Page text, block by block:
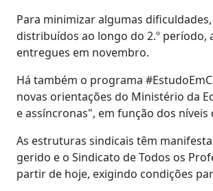
Para minimizar algumas
distribuídos ao longo do 2.º período,
entregues em novembro.
Há também o programa
novas orientações do Ministério da
e assíncronas", em função dos
As estruturas sindicais têm
gerido e o Sindicato de Todos os
partir de hoje, exigindo condições